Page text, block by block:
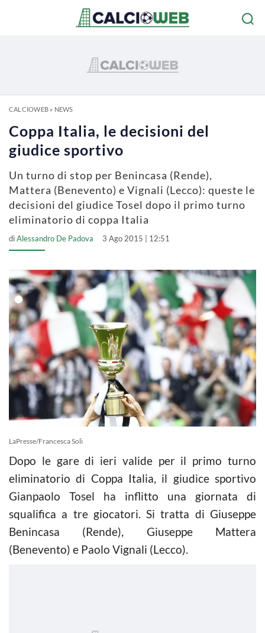
CALCIOWEB» NEWS
Coppa Italia, le decisioni del
giudice sportivo
Un turno di stop per Benincasa (Rende),
Mattera (Benevento) e Vignali (Lecco): queste le
decisioni del giudice Tosel dopo il primo turno
eliminatorio di coppa Italia
diAlessandro De Padova 3 Ago 2015 | 12:51
LaPresse/Francesca Soli
Dopo le gare di ieri valide per il primo turno
eliminatorio di Coppa Italia, il giudice sportivo
Gianpaolo Tosel ha inflitto una giornata di
squalifica a tre giocatori. Si tratta di Giuseppe
Benincasa (Rende), Giuseppe Mattera
(Benevento) e Paolo Vignali (Lecco).